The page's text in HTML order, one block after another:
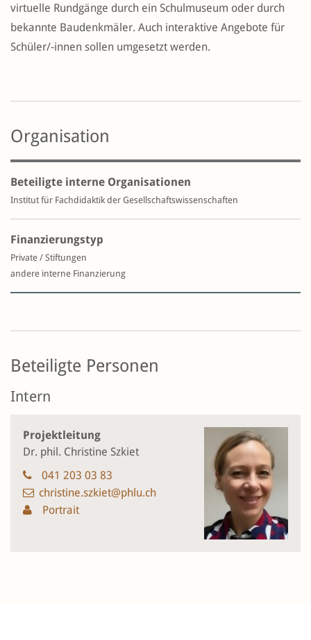
virtuelle Rundgänge durch ein Schulmuseum oder durch
bekannte Baudenkmäler. Auch interaktive Angebote für
Schüler/-innen sollen umgesetzt werden.
Organisation
Beteiligte interne Organisationen
Institut für Fachdidaktik der Gesellschaftswissenschaften
Finanzierungstyp
Private / Stiftungen
andere interne Finanzierung
Beteiligte Personen
Intern
Projektleitung
Dr. phil. Christine Szkiet
041 203 03 83
christine.szkiet@phlu.ch
Portrait